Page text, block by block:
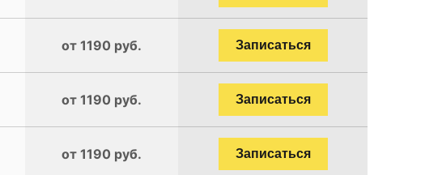
от 1190 руб. Записаться
от 1190 руб. Записаться
от 1190 руб. Записаться